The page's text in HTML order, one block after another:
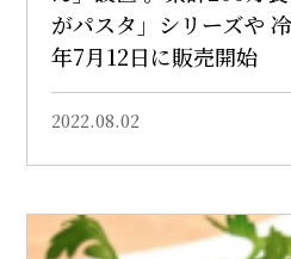
がパスタ」シリーズや
年7月12日に販売開始
2022.08.02